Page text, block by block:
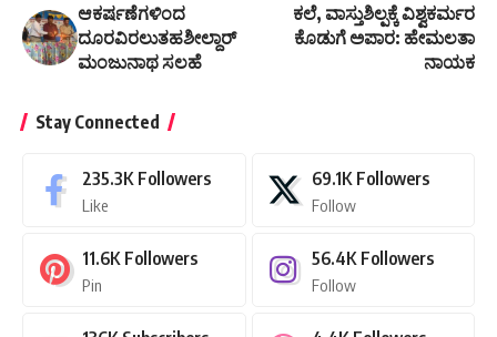
ಆಕರ್ಷಣೆಗಳಿಂದ
ದೂರವಿರಲುತಹಶೀಲ್ದಾರ್
ಮಂಜುನಾಥ ಸಲಹೆ
ಕಲೆ, ವಾಸ್ತುಶಿಲ್ಪಕ್ಕೆ ವಿಶ್ವಕರ್ಮರ
ಕೊಡುಗೆ ಅಪಾರ: ಹೇಮಲತಾ
ನಾಯಕ
Stay Connected
235.3K Followers
Like
69.1K Followers
Follow
11.6K Followers
Pin
56.4K Followers
Follow